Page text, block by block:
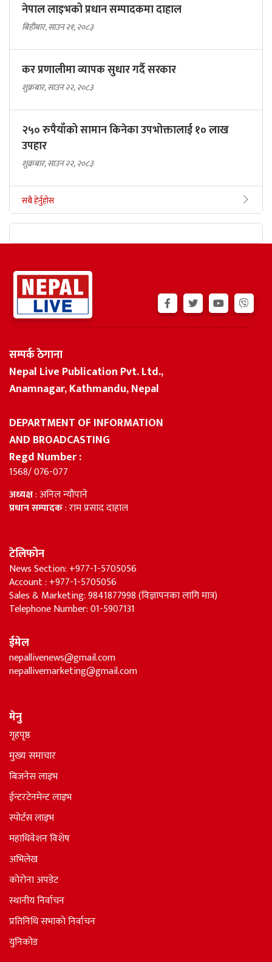
नेपाल लाइभको प्रधान सम्पादकमा दाहाल
बिहीबार, साउन २१, २०८३
कर प्रणालीमा व्यापक सुधार गर्दै सरकार
शुक्रबार, साउन २२, २०८३
२५० रुपैयाँको सामान किनेका उपभोक्तालाई १० लाख
उपहार
शुक्रबार, साउन २२, २०८३
सबै हेर्नुहोस
सम्पर्क ठेगाना
Nepal Live Publication Pvt. Ltd.,
Anamnagar, Kathmandu, Nepal
DEPARTMENT OF INFORMATION
AND BROADCASTING
Regd Number :
1568/ 076-077
अध्यक्ष: अनिल न्यौपाने
प्रधान सम्पादक: राम प्रसाद दाहाल
टेलिफोन
News Section: +977-1-5705056
Account : +977-1-5705056
Sales & Marketing: 9841877998 (विज्ञापनका लागि मात्र)
Telephone Number: 01-5907131
ईमेल
nepallivenews@gmail.com
nepallivemarketing@gmail.com
मेनु
गृहपृष्ठ
मुख्य समाचार
बिजनेस लाइभ
ईन्टरटेनमेन्ट लाइभ
स्पोर्टस लाइभ
महाधिवेशन विशेष
अभिलेख
कोरोना अपडेट
स्थानीय निर्वाचन
प्रतिनिधि सभाकाे निर्वाचन
युनिकोड